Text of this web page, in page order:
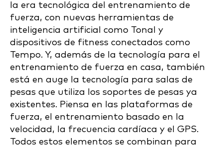
la era tecnológica del entrenamiento de
fuerza, con nuevas herramientas de
inteligencia artificial como Tonal y
dispositivos de fitness conectados como
Tempo. Y, además de la tecnología para el
entrenamiento de fuerza en casa, también
está en auge la tecnología para salas de
pesas que utiliza los soportes de pesas ya
existentes. Piensa en las plataformas de
fuerza, el entrenamiento basado en la
velocidad, la frecuencia cardíaca y el GPS.
Todos estos elementos se combinan para